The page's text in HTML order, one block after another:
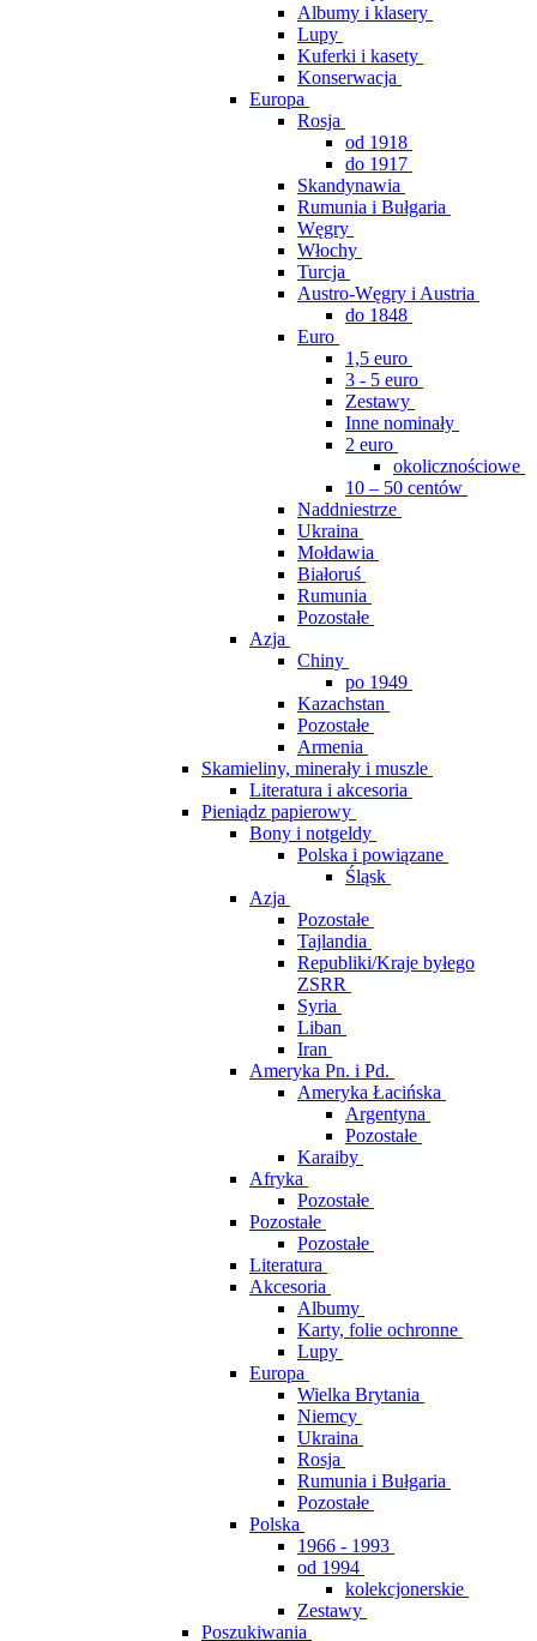
Albumy i klasery
Lupy
Kuferki i kasety
Konserwacja
Europa
Rosja
od 1918
do 1917
Skandynawia
Rumunia i Bułgaria
Węgry
Włochy
Turcja
Austro-Węgry i Austria
do 1848
Euro
1,5 euro
3 - 5 euro
Zestawy
Inne nominały
2 euro
okolicznościowe
10 – 50 centów
Naddniestrze
Ukraina
Mołdawia
Białoruś
Rumunia
Pozostałe
Azja
Chiny
po 1949
Kazachstan
Pozostałe
Armenia
Skamieliny, minerały i muszle
Literatura i akcesoria
Pieniądz papierowy
Bony i notgeldy
Polska i powiązane
Śląsk
Azja
Pozostałe
Tajlandia
Republiki/Kraje byłego
ZSRR
Syria
Liban
Iran
Ameryka Pn. i Pd.
Ameryka Łacińska
Argentyna
Pozostałe
Karaiby
Afryka
Pozostałe
Pozostałe
Pozostałe
Literatura
Akcesoria
Albumy
Karty, folie ochronne
Lupy
Europa
Wielka Brytania
Niemcy
Ukraina
Rosja
Rumunia i Bułgaria
Pozostałe
Polska
1966 - 1993
od 1994
kolekcjonerskie
Zestawy
Poszukiwania